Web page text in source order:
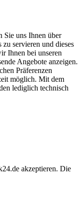
Sie uns Ihnen über
servieren und dieses
Ihnen bei unseren
Angebote anzeigen.
Präferenzen
möglich. Mit dem
lediglich technisch
akzeptieren. Die